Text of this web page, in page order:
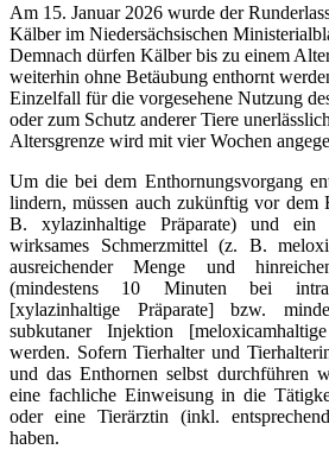
Am 15. Januar 2026 wurde der
Kälber im Niedersächsischen
Demnach dürfen Kälber bis zu einem
weiterhin ohne Betäubung enthornt
Einzelfall für die vorgesehene Nutzung
oder zum Schutz anderer Tiere
Altersgrenze wird mit vier Wochen
Um die bei dem Enthornungsvorgang
lindern, müssen auch zukünftig vor dem
B. xylazinhaltige Präparate) und ein
wirksames Schmerzmittel (z. B.
ausreichender Menge und
(mindestens 10 Minuten bei
[xylazinhaltige Präparate] bzw.
subkutaner Injektion
werden. Sofern Tierhalter und
und das Enthornen selbst durchführen
eine fachliche Einweisung in die
oder eine Tierärztin (inkl.
haben.